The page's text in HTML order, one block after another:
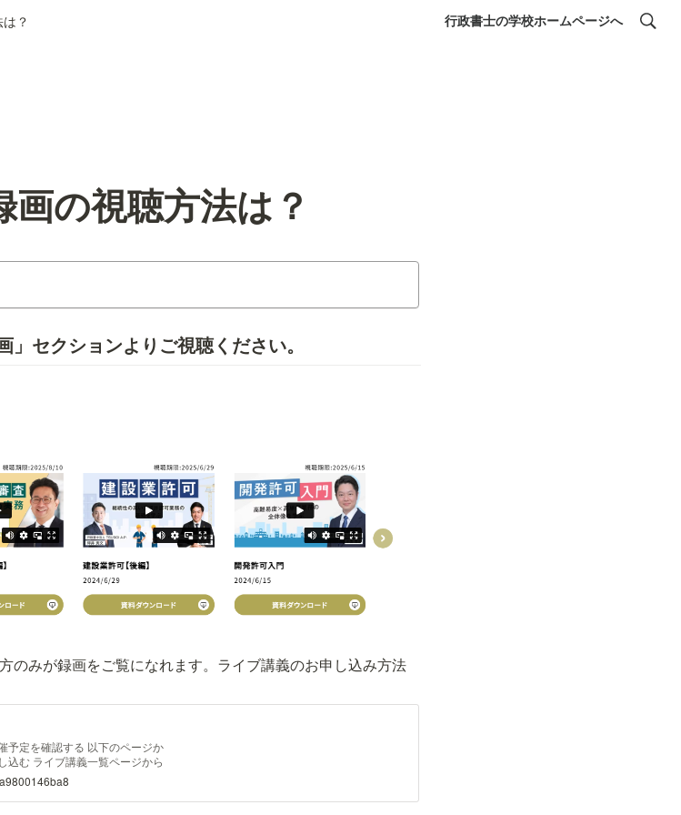
？ 行政書士の学校ホームページへ
の視聴方法は？
」セクションよりご視聴ください。
のみが録画をご覧になれます。ライブ講義のお申し込み方法
予定を確認する 以下のページか
込む ライブ講義一覧ページから
ページ下部の「受講申し込
グインウィンドウが